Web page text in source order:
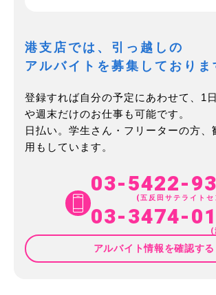
港支店では、引っ越しの
アルバイトを募集しておりま
登録すれば自分の予定にあわせて、1
や週末だけのお仕事も可能です。
日払い。学生さん・フリーターの方、
用もしています。
03-5422-
(五反田サテライト
03-3474- (
アルバイト情報を確認する